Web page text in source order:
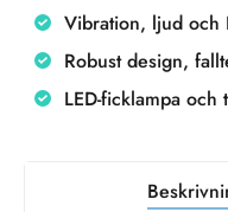
Vibration, ljud och
Robust design,
LED-ficklampa